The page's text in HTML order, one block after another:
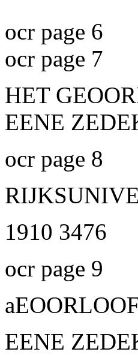
ocr page 6
ocr page 7
HET
EENE
ocr page 8
1910 3476
ocr page 9
EENE